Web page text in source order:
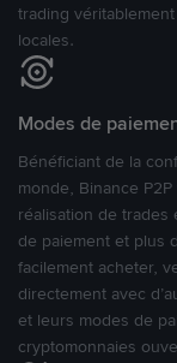
trading
locales.
Modes de
Bénéficiant de la
monde, Binance
réalisation de trades
de paiement et plus
facilement acheter,
directement avec
et leurs modes de
cryptomonnaies